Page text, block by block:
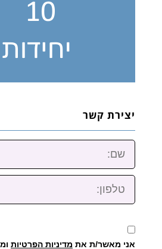
יצירת קשר
שם:
טלפון:
אני מאשר/ת את מדיניות הפרטיות